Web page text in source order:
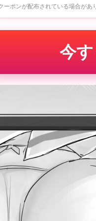
ーポンが配布されている場合があ
今す